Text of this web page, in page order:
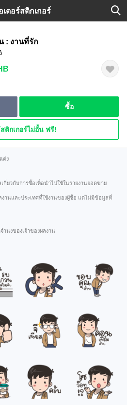
เตอร์สติกเกอร์
: งานที่รัก
ซื้อ
ติกเกอร์ไม่อั้น ฟรี!
ต่ง
เกี่ยวกับการซื้อเพื่อนำไปใช้ในรายงานยอดขาย
านและประเทศที่ใช้งานของผู้ซื้อ แต่ไม่มีข้อมูลที่
ำนงของเจ้าของผลงาน